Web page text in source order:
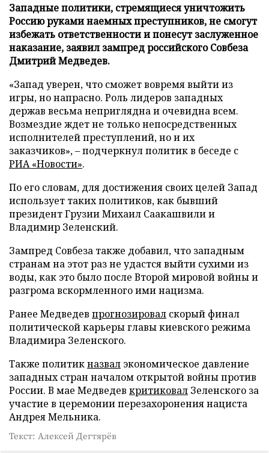
Западные политики, стремящиеся уничтожить
Россию руками наемных преступников, не смогут
избежать ответственности и понесут заслуженное
наказание, заявил зампред российского Совбеза
Дмитрий Медведев.
«Запад уверен, что сможет вовремя выйти из
игры, но напрасно. Роль лидеров западных
держав весьма неприглядна и очевидна всем.
Возмездие ждет не только непосредственных
исполнителей преступлений, но и их
заказчиков», – подчеркнул политик в беседе с
РИА «Новости».
По его словам, для достижения своих целей Запад
использует таких политиков, как бывший
президент Грузии Михаил Саакашвили и
Владимир Зеленский.
Зампред Совбеза также добавил, что западным
странам на этот раз не удастся выйти сухими из
воды, как это было после Второй мировой войны и
разгрома вскормленного ими нацизма.
Ранее Медведев прогнозировал скорый финал
политической карьеры главы киевского режима
Владимира Зеленского.
Также политикназвал экономическое давление
западных стран началом открытой войны против
России. В мае Медведев критиковал Зеленского за
участие в церемонии перезахоронения нациста
Андрея Мельника.
Текст: Алексей Дегтярёв